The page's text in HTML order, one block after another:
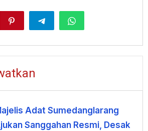
Adat Sumedanglarang
Sanggahan Resmi, Desak